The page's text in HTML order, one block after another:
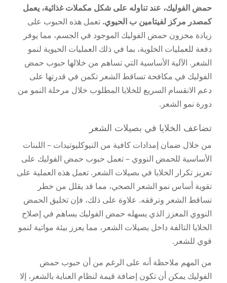
حمض الفوليك، عند تناوله على شكل مكملات غذائية، يعمل
كمصدر مركز لفيتامين ب الحيوي. تعمل هذه الحبوب على
زيادة مخزون حمض الفوليك الموجود في الجسم، مما يوفر
دفعة للعمليات الخلوية، بما في ذلك العمليات الحيوية لنمو
الشعر. الآلية الأساسية التي تساهم من خلالها حبوب حمض
الفوليك في مكافحة تساقط الشعر تكمن في قدرتها على
دعم الانقسام السريع للخلايا المطلوب خلال مرحلة النمو من
دورة نمو الشعر.
تضاعف الخلايا في بصيلات الشعر
من خلال ضمان إمدادات كافية من النيوكليوتيدات – اللبنات
الأساسية للحمض النووي – تعمل حبوب حمض الفوليك على
تعزيز تكرار الخلايا في بصيلات الشعر. تعمل هذه العملية على
تقوية أساس نمو الشعر الصحي، مما قد يقلل من خطر
تساقط الشعر وترققه. علاوة على ذلك، فإن تخليق الحمض
النووي المعزز الذي يسهله حمض الفوليك يساهم في إصلاح
الخلايا التالفة داخل بصيلات الشعر، مما يعزز بيئة مواتية لنمو
قوي للشعر.
من المهم ملاحظة أنه على الرغم من أن حبوب حمض
الفوليك يمكن أن تكون إضافة قيمة لنظام العناية بالشعر، إلا